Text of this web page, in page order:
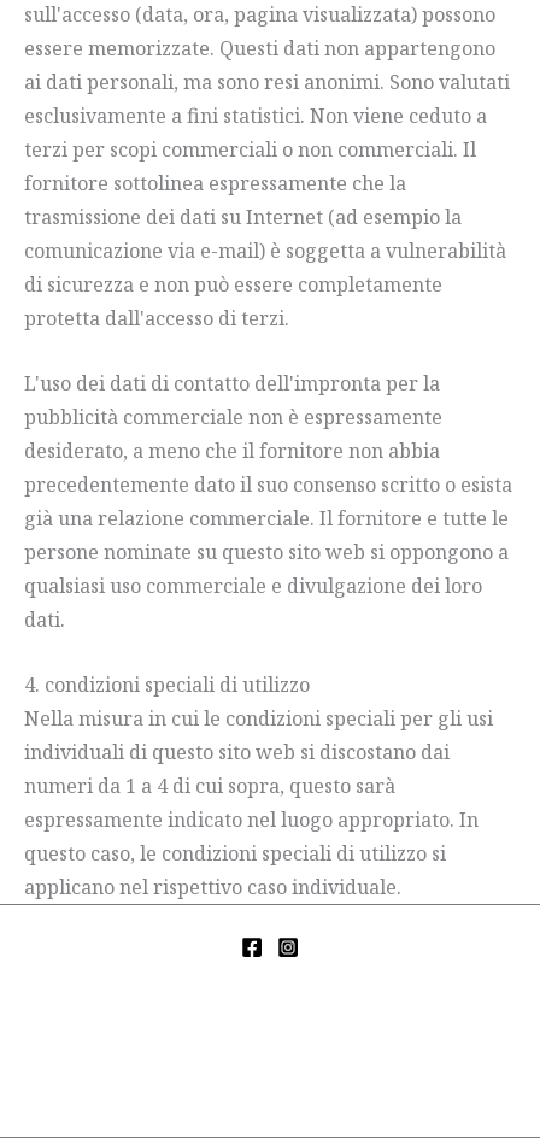
sull'accesso (data, ora, pagina visualizzata) possono
essere memorizzate. Questi dati non appartengono
ai dati personali, ma sono resi anonimi. Sono valutati
esclusivamente a fini statistici. Non viene ceduto a
terzi per scopi commerciali o non commerciali. Il
fornitore sottolinea espressamente che la
trasmissione dei dati su Internet (ad esempio la
comunicazione via e-mail) è soggetta a vulnerabilità
di sicurezza e non può essere completamente
protetta dall'accesso di terzi.
L'uso dei dati di contatto dell'impronta per la
pubblicità commerciale non è espressamente
desiderato, a meno che il fornitore non abbia
precedentemente dato il suo consenso scritto o esista
già una relazione commerciale. Il fornitore e tutte le
persone nominate su questo sito web si oppongono a
qualsiasi uso commerciale e divulgazione dei loro
dati.
4. condizioni speciali di utilizzo
Nella misura in cui le condizioni speciali per gli usi
individuali di questo sito web si discostano dai
numeri da 1 a 4 di cui sopra, questo sarà
espressamente indicato nel luogo appropriato. In
questo caso, le condizioni speciali di utilizzo si
applicano nel rispettivo caso individuale.